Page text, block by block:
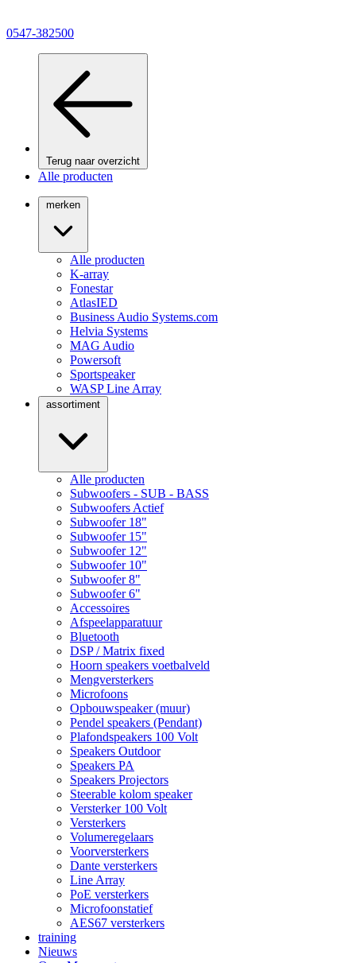
0547-382500
Terug naar overzicht
Alle producten
merken
Alle producten
K-array
Fonestar
AtlasIED
Business Audio Systems.com
Helvia Systems
MAG Audio
Powersoft
Sportspeaker
WASP Line Array
assortiment
Alle producten
Subwoofers - SUB - BASS
Subwoofers Actief
Subwoofer 18"
Subwoofer 15"
Subwoofer 12"
Subwoofer 10"
Subwoofer 8"
Subwoofer 6"
Accessoires
Afspeelapparatuur
Bluetooth
DSP / Matrix fixed
Hoorn speakers voetbalveld
Mengversterkers
Microfoons
Opbouwspeaker (muur)
Pendel speakers (Pendant)
Plafondspeakers 100 Volt
Speakers Outdoor
Speakers PA
Speakers Projectors
Steerable kolom speaker
Versterker 100 Volt
Versterkers
Volumeregelaars
Voorversterkers
Dante versterkers
Line Array
PoE versterkers
Microfoonstatief
AES67 versterkers
training
Nieuws